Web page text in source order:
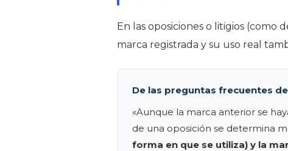
En las oposiciones o litigios (como
marca registrada y su uso real
De las preguntas frecuentes
«Aunque la marca anterior se
de una oposición se determina
forma en que se utiliza) y la